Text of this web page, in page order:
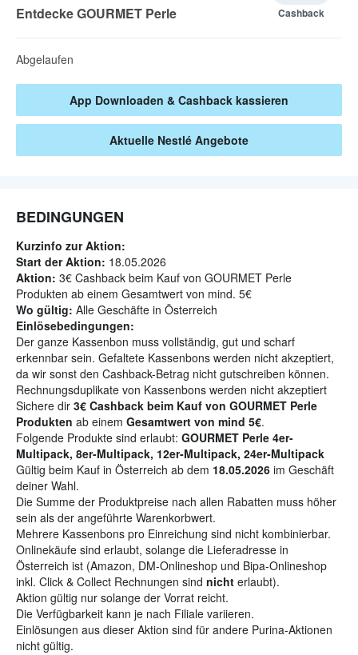
Entdecke GOURMET Perle Cashback
Abgelaufen
App Downloaden & Cashback kassieren
Aktuelle Nestlé Angebote
BEDINGUNGEN
Kurzinfo zur Aktion:
Start der Aktion: 18.05.2026
Aktion: 3€ Cashback beim Kauf von GOURMET Perle
Produkten ab einem Gesamtwert von mind. 5€
Wo gültig: Alle Geschäfte in Österreich
Einlösebedingungen:
Der ganze Kassenbon muss vollständig, gut und scharf
erkennbar sein. Gefaltete Kassenbons werden nicht akzeptiert,
da wir sonst den Cashback-Betrag nicht gutschreiben können.
Rechnungsduplikate von Kassenbons werden nicht akzeptiert
Sichere dir 3€ Cashback beim Kauf von GOURMET Perle
Produkten ab einem Gesamtwert von mind 5€.
Folgende Produkte sind erlaubt: GOURMET Perle 4er-
Multipack, 8er-Multipack, 12er-Multipack, 24er-Multipack
Gültig beim Kauf in Österreich ab dem 18.05.2026 im Geschäft
deiner Wahl.
Die Summe der Produktpreise nach allen Rabatten muss höher
sein als der angeführte Warenkorbwert.
Mehrere Kassenbons pro Einreichung sind nicht kombinierbar.
Onlinekäufe sind erlaubt, solange die Lieferadresse in
Österreich ist (Amazon, DM-Onlineshop und Bipa-Onlineshop
inkl. Click & Collect Rechnungen sind nicht erlaubt).
Aktion gültig nur solange der Vorrat reicht.
Die Verfügbarkeit kann je nach Filiale variieren.
Einlösungen aus dieser Aktion sind für andere Purina-Aktionen
nicht gültig.